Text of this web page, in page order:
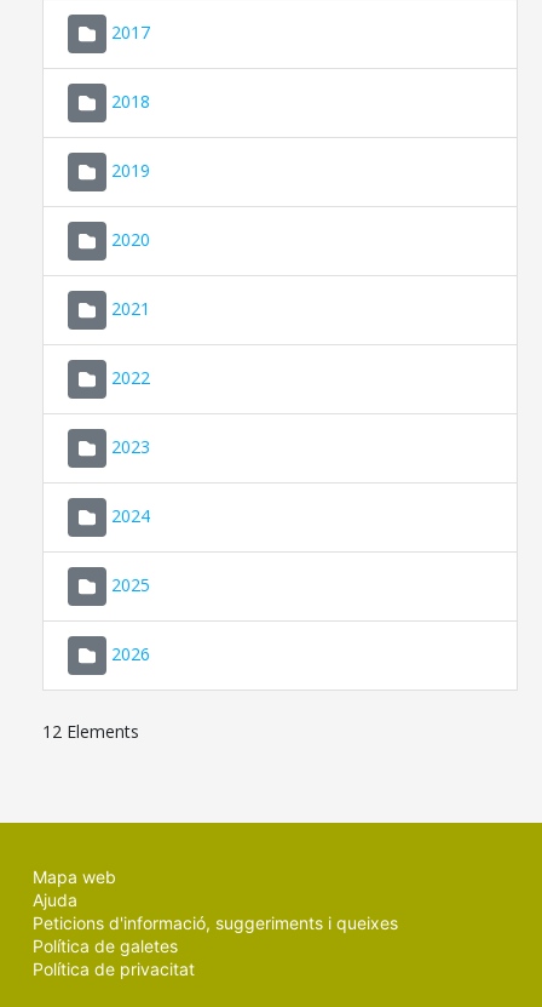
2017
2018
2019
2020
2021
2022
2023
2024
2025
2026
12 Elements
Mapa web
Ajuda
Peticions d'informació, suggeriments i queixes
Política de galetes
Política de privacitat